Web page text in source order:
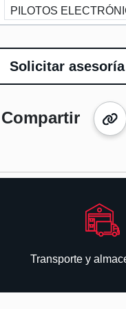
PILOTOS
Solicitar asesoría
Compartir
Transporte y